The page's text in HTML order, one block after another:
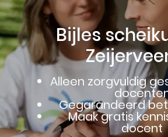
Bijles
Alleen zorgvuldig
Gegarandeerd
Maak gratis
docent